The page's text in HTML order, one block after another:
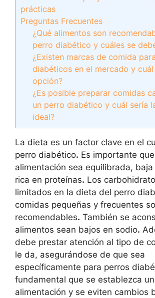
prácticas
Preguntas Frecuentes
¿Qué alimentos son
perro diabético y cuáles se
¿Existen marcas de comida
diabéticos en el mercado y
opción?
¿Es posible preparar comidas
un perro diabético y cuál sería
ideal?
La dieta es un factor clave en el
perro diabético. Es importante
alimentación sea equilibrada,
rica en proteínas. Los
limitados en la dieta del perro
comidas pequeñas y frecuentes
recomendables. También se
alimentos sean bajos en sodio.
debe prestar atención al tipo de
le da, asegurándose de que sea
específicamente para perros
fundamental que se establezca
alimentación y se eviten cambios